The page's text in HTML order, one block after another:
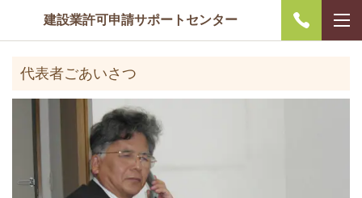
建設業許可申請サポートセンター
代表者ごあいさつ